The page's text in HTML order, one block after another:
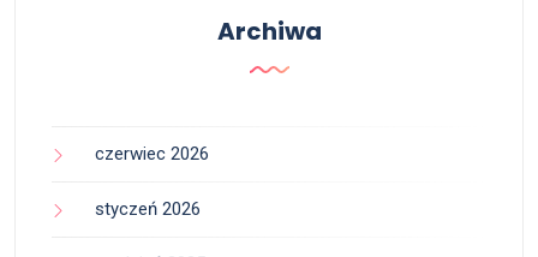
Archiwa
czerwiec 2026
styczeń 2026